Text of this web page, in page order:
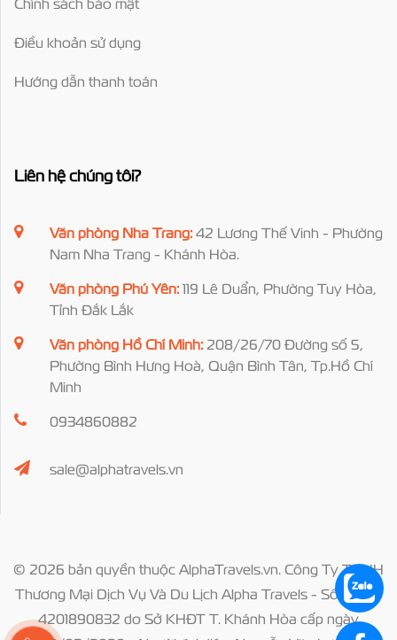
Điều khoản sử dụng
Hướng dẫn thanh toán
Liên hệ chúng tôi?
Văn phòng Nha Trang: 42 Lương Thế Vinh - Phường
Nam Nha Trang - Khánh Hòa.
Văn phòng Phú Yên: 119 Lê Duẩn, Phường Tuy Hòa,
Tỉnh Đắk Lắk
Văn phòng Hồ Chí Minh: 208/26/70 Đường số 5,
Phường Bình Hưng Hoà, Quận Bình Tân, Tp.Hồ Chí
Minh
0934860882
sale@alphatravels.vn
© 2026 bản quyền thuộc AlphaTravels.vn. Công Ty TNHH
Thương Mại Dịch Vụ Và Du Lịch Alpha Travels - Số ĐKKD
4201890832 do Sở KHĐT T. Khánh Hòa cấp ngày